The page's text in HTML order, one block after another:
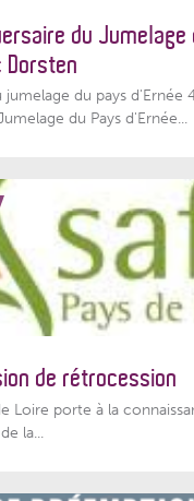
du Jumelage
Dorsten
jumelage du pays d'Ernée
du Pays d'Ernée...
de rétrocession
Loire porte à la
la...